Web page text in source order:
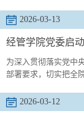
断线、不松劲、有实
下好寒假备赛“先手
用，将寒假备赛视为
2026-03-13
经管学院党委启
为深入贯彻落实党中
部署要求，切实把全
学习教育工作，学院
勋来主持。会议伊始
2026-03-12